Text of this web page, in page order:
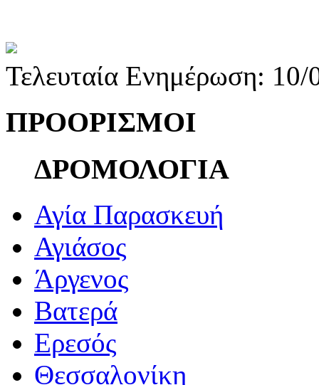
Τελευταία Ενημέρωση:
ΠΡΟΟΡΙΣΜΟΙ
ΔΡΟΜΟΛΟΓΙΑ
Αγία Παρασκευή
Αγιάσος
Άργενος
Βατερά
Ερεσός
Θεσσαλονίκη